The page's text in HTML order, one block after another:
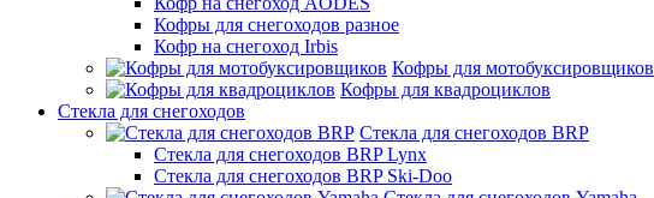
Кофры для снегоходов разное
Кофр на снегоход Irbis
Кофры для мотобуксировщиков
Кофры для квадроциклов
Стекла для снегоходов
Стекла для снегоходов BRP
Стекла для снегоходов BRP Lynx
Стекла для снегоходов BRP Ski-Doo